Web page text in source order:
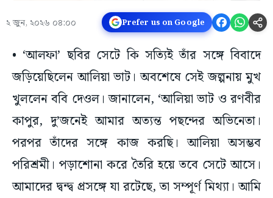
২ জুন, ২০২৬ ০৪:০০ Prefer us on Google
• ‘আলফা’ ছবির সেটে কি সত্যিই তাঁর সঙ্গে বিবাদে
জড়িয়েছিলেন আলিয়া ভাট। অবশেষে সেই জল্পনায় মুখ
খুললেন ববি দেওল। জানালেন, ‘আলিয়া ভাট ও রণবীর
কাপুর, দু’জনেই আমার অত্যন্ত পছন্দের অভিনেতা।
পরপর তাঁদের সঙ্গে কাজ করছি। আলিয়া অসম্ভব
পরিশ্রমী। পড়াশোনা করে তৈরি হয়ে তবে সেটে আসে।
আমাদের দ্বন্দ্ব প্রসঙ্গে যা রটেছে, তা সম্পূর্ণ মিথ্যা। আমি